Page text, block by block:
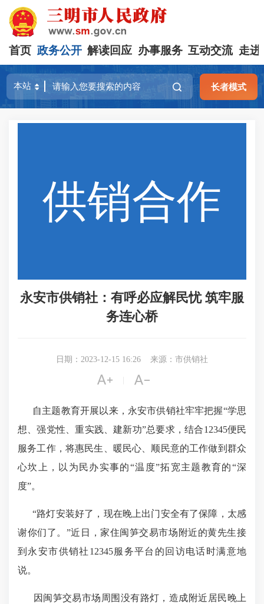
首页 政务公开 解读回应 办事服务 互动交流 走进
长者模式
供销合作
永安市供销社：有呼必应解民忧 筑牢服
务连心桥
日期：2023-12-15 16:26 来源：市供销社
 
自主题教育开展以来，永安市供销社牢牢把握“学思
想、强党性、重实践、建新功”总要求，结合12345便民
服务工作，将惠民生、暖民心、顺民意的工作做到群众
心坎上，以为民办实事的“温度”拓宽主题教育的“深
度”。
“路灯安装好了，现在晚上出门安全有了保障，太感
谢你们了。”近日，家住闽笋交易市场附近的黄先生接
到永安市供销社12345服务平台的回访电话时满意地
说。
因闽笋交易市场周围没有路灯，造成附近居民晚上